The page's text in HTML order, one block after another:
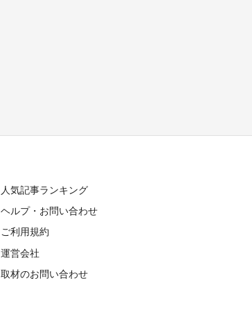
人気記事ランキング
ヘルプ・お問い合わせ
ご利用規約
運営会社
取材のお問い合わせ